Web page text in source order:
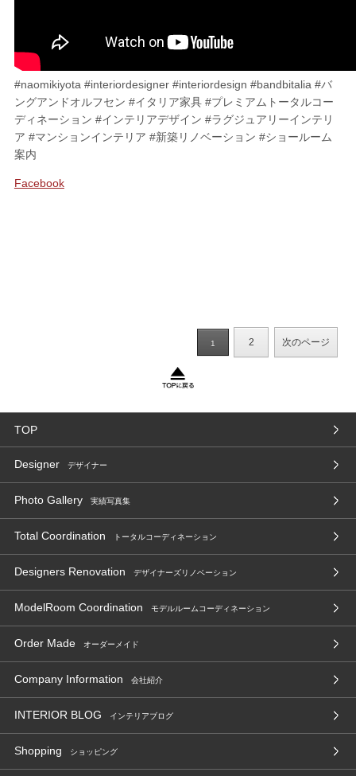
#naomikiyota #interiordesigner #interiordesign #bandbitalia #バ
ングアンドオルフセン #イタリア家具 #プレミアムトータルコー
ディネーション #インテリアデザイン #ラグジュアリーインテリ
ア #マンションインテリア #新築リノベーション #ショールーム
案内
Facebook
1 2 次のページ
TOP
Designer デザイナー
Photo Gallery 実績写真集
Total Coordination トータルコーディネーション
Designers Renovation デザイナーズリノベーション
ModelRoom Coordination モデルルームコーディネーション
Order Made オーダーメイド
Company Information 会社紹介
INTERIOR BLOG インテリアブログ
Shopping ショッピング